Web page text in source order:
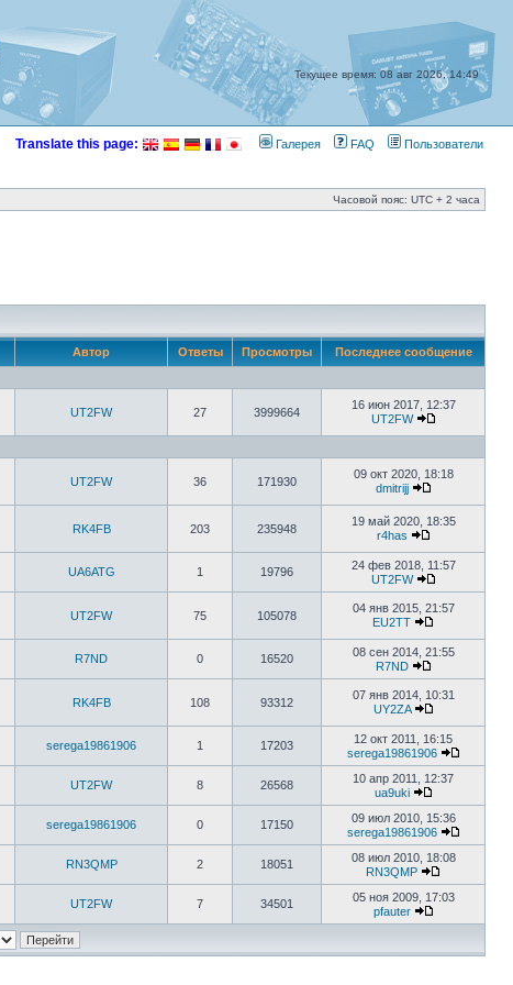
Текущее время: 08 авг 2026, 14:49
Translate this page: Галерея FAQ Пользователи
Часовой пояс: UTC + 2 часа
Автор Ответы Просмотры Последнее сообщение
UT2FW 27 3999664
16 июн 2017, 12:37
UT2FW
UT2FW 36 171930
09 окт 2020, 18:18
dmitrijj
RK4FB 203 235948
19 май 2020, 18:35
r4has
UA6ATG 1 19796
24 фев 2018, 11:57
UT2FW
UT2FW 75 105078
04 янв 2015, 21:57
EU2TT
R7ND 0 16520
08 сен 2014, 21:55
R7ND
RK4FB 108 93312
07 янв 2014, 10:31
UY2ZA
serega19861906 1 17203
12 окт 2011, 16:15
serega19861906
UT2FW 8 26568
10 апр 2011, 12:37
ua9uki
serega19861906 0 17150
09 июл 2010, 15:36
serega19861906
RN3QMP 2 18051
08 июл 2010, 18:08
RN3QMP
UT2FW 7 34501
05 ноя 2009, 17:03
pfauter